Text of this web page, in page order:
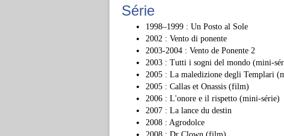
Série
1998–1999 : Un Posto al Sole
2002 : Vento di ponente
2003-2004 : Vento de Ponente 2
2003 : Tutti i sogni del mondo (mini-
2005 : La maledizione degli Templari
2005 : Callas et Onassis (film)
2006 : L'onore e il rispetto (mini-série)
2007 : La lance du destin
2008 : Agrodolce